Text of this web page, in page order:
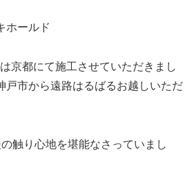
ホールド
京都にて施工させていただきまし
戸市から遠路はるばるお越しいただ
触り心地を堪能なさっていまし